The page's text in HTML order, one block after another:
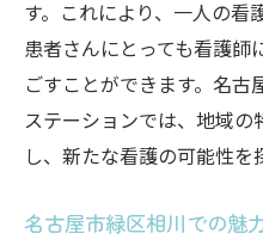
す。これにより、一人の看
患者さんにとっても看護師
ごすことができます。名
ステーションでは、地域
し、新たな看護の可能性を
名古屋市緑区相川での魅